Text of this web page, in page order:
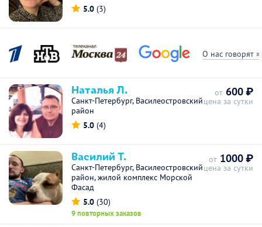
5.0 (3)
О нас говорят »
Наталья Л.
Санкт-Петербург, Василеостровский
район
5.0 (4)
от 600 ₽
цена за сутки
Василий Т.
Санкт-Петербург, Василеостровский
район, жилой комплекс Морской
Фасад
5.0 (30)
9 повторных заказов
от 1000 ₽
цена за сутки